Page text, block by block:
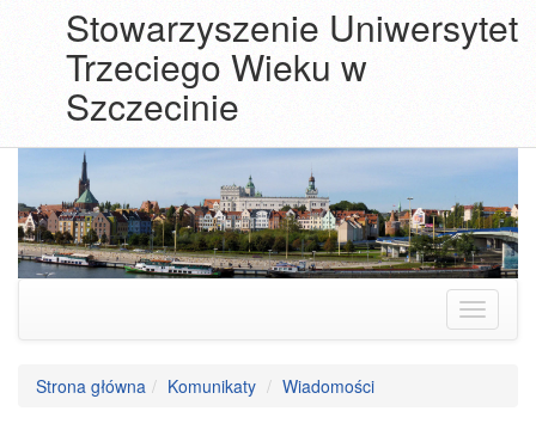
Stowarzyszenie Uniwersytet
Trzeciego Wieku w
Szczecinie
Strona główna Komunikaty Wiadomości